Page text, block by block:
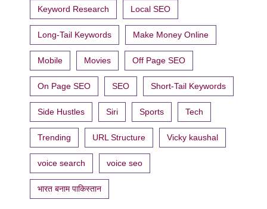
Keyword Research Local SEO
Long-Tail Keywords Make Money Online
Mobile Movies Off Page SEO
On Page SEO SEO Short-Tail Keywords
Side Hustles Siri Sports Tech
Trending URL Structure Vicky kaushal
voice search voice seo
भारत बनाम पाकिस्तान